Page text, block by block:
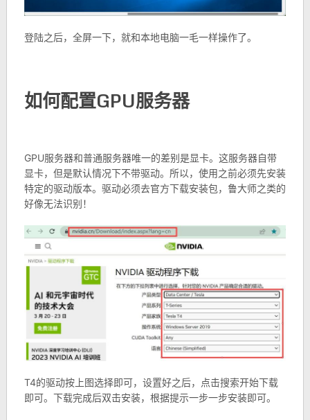
登陆之后，全屏一下，就和本地电脑一毛一样操作了。
如何配置GPU服务器
GPU服务器和普通服务器唯一的差别是显卡。这服务器自带
显卡，但是默认情况下不带驱动。所以，使用之前必须先安装
特定的驱动版本。驱动必须去官方下载安装包，鲁大师之类的
好像无法识别！
T4的驱动按上图选择即可，设置好之后，点击搜索开始下载
即可。下载完成后双击安装，根据提示一步一步安装即可。